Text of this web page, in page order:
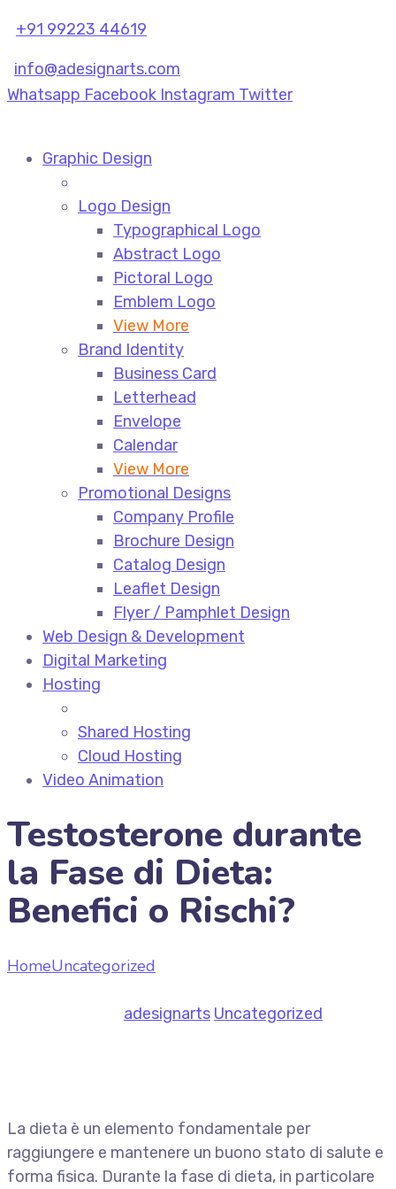
+91 99223 44619
info@adesignarts.com
Whatsapp Facebook Instagram Twitter
Graphic Design
Logo Design
Typographical Logo
Abstract Logo
Pictoral Logo
Emblem Logo
View More
Brand Identity
Business Card
Letterhead
Envelope
Calendar
View More
Promotional Designs
Company Profile
Brochure Design
Catalog Design
Leaflet Design
Flyer / Pamphlet Design
Web Design & Development
Digital Marketing
Hosting
Shared Hosting
Cloud Hosting
Video Animation
Testosterone durante
la Fase di Dieta:
Benefici o Rischi?
HomeUncategorized
adesignarts Uncategorized
La dieta è un elemento fondamentale per
raggiungere e mantenere un buono stato di salute e
forma fisica. Durante la fase di dieta, in particolare